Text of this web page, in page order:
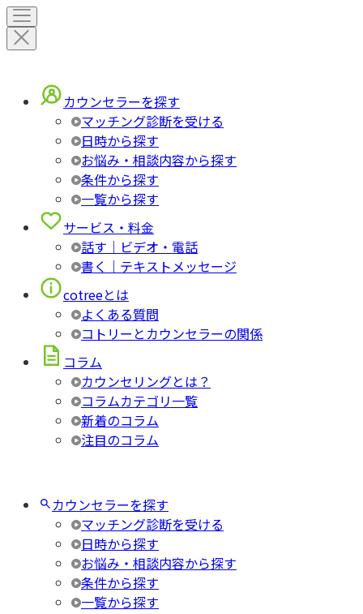
カウンセラーを探す
マッチング診断を受ける
日時から探す
お悩み・相談内容から探す
条件から探す
一覧から探す
サービス・料金
話す｜ビデオ・電話
書く｜テキストメッセージ
cotreeとは
よくある質問
コトリーとカウンセラーの関係
コラム
カウンセリングとは？
コラムカテゴリ一覧
新着のコラム
注目のコラム
カウンセラーを探す
マッチング診断を受ける
日時から探す
お悩み・相談内容から探す
条件から探す
一覧から探す